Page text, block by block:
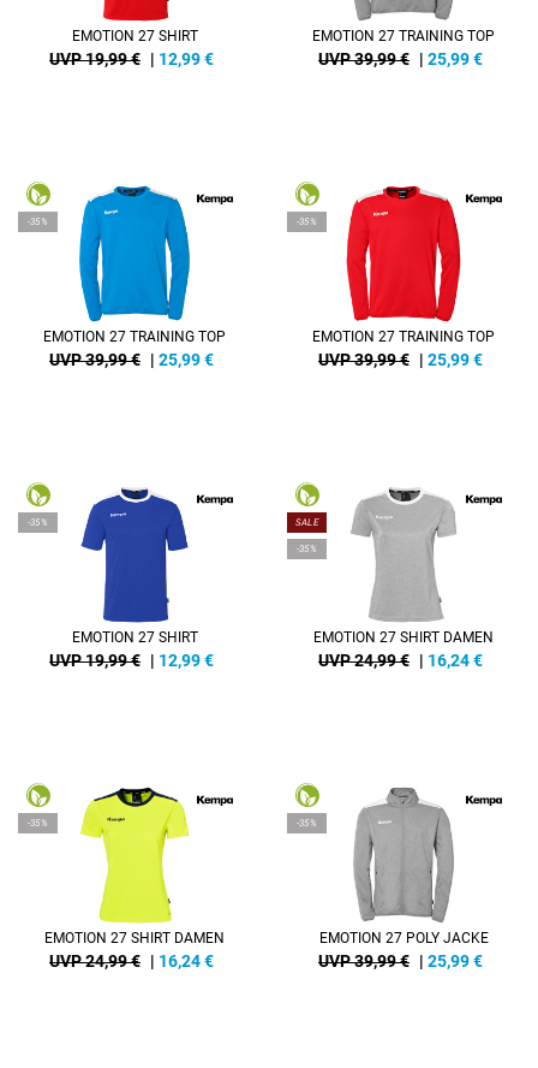
EMOTION 27 SHIRT
UVP 19,99 € | 12,99€
EMOTION 27 TRAINING TOP
UVP 39,99 € | 25,99€
-35%
EMOTION 27 TRAINING TOP
UVP 39,99 € | 25,99€
-35%
EMOTION 27 TRAINING TOP
UVP 39,99 € | 25,99€
-35%
EMOTION 27 SHIRT
UVP 19,99 € | 12,99€
SALE
-35%
EMOTION 27 SHIRT DAMEN
UVP 24,99 € | 16,24€
-35%
EMOTION 27 SHIRT DAMEN
UVP 24,99 € | 16,24€
-35%
EMOTION 27 POLY JACKE
UVP 39,99 € | 25,99€